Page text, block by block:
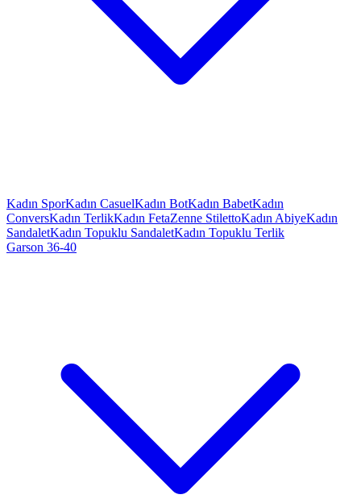
Kadın SporKadın CasuelKadın BotKadın BabetKadın
ConversKadın TerlikKadın FetaZenne StilettoKadın AbiyeKadın
SandaletKadın Topuklu SandaletKadın Topuklu Terlik
Garson 36-40